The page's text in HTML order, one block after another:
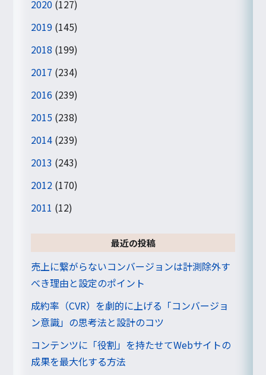
2020 (127)
2019 (145)
2018 (199)
2017 (234)
2016 (239)
2015 (238)
2014 (239)
2013 (243)
2012 (170)
2011 (12)
最近の投稿
売上に繋がらないコンバージョンは計測除外す
べき理由と設定のポイント
成約率（CVR）を劇的に上げる「コンバージョ
ン意識」の思考法と設計のコツ
コンテンツに「役割」を持たせてWebサイトの
成果を最大化する方法